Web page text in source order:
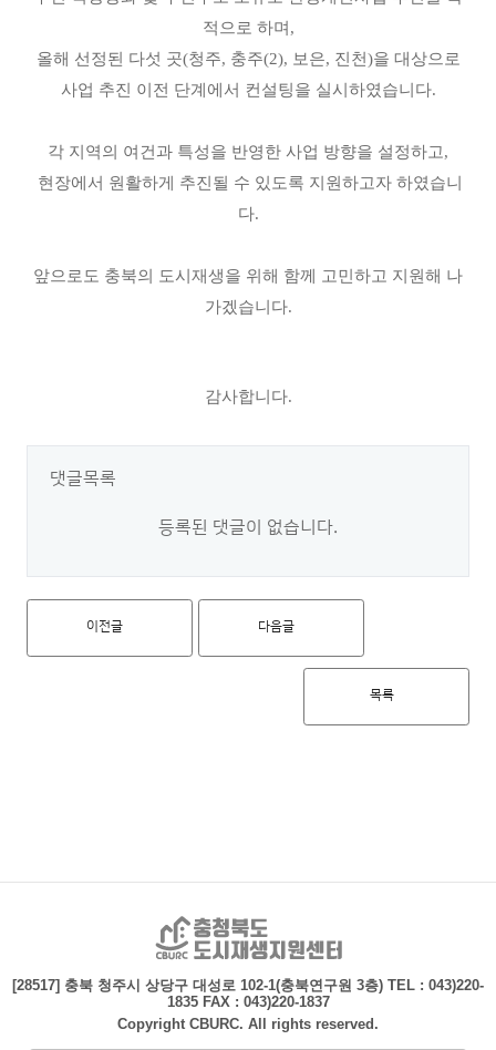
적으로 하며,
올해 선정된 다섯 곳(청주, 충주(2), 보은, 진천)을 대상으로
사업 추진 이전 단계에서 컨설팅을 실시하였습니다.
각 지역의 여건과 특성을 반영한 사업 방향을 설정하고,
현장에서 원활하게 추진될 수 있도록 지원하고자 하였습니
다.
앞으로도 충북의 도시재생을 위해 함께 고민하고 지원해 나
가겠습니다.
감사합니다.
댓글목록
등록된 댓글이 없습니다.
이전글 다음글
목록
[28517] 충북 청주시 상당구 대성로 102-1(충북연구원 3층) TEL : 043)220-
1835 FAX : 043)220-1837
Copyright CBURC. All rights reserved.